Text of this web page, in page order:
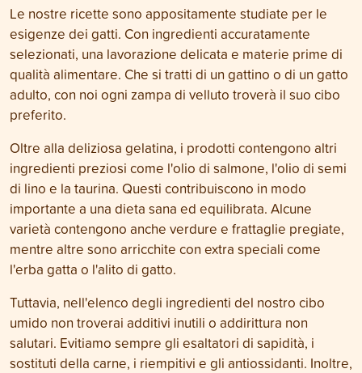
Le nostre ricette sono appositamente studiate per le
esigenze dei gatti. Con ingredienti accuratamente
selezionati, una lavorazione delicata e materie prime di
qualità alimentare. Che si tratti di un gattino o di un gatto
adulto, con noi ogni zampa di velluto troverà il suo cibo
preferito.
Oltre alla deliziosa gelatina, i prodotti contengono altri
ingredienti preziosi come l'olio di salmone, l'olio di semi
di lino e la taurina. Questi contribuiscono in modo
importante a una dieta sana ed equilibrata. Alcune
varietà contengono anche verdure e frattaglie pregiate,
mentre altre sono arricchite con extra speciali come
l'erba gatta o l'alito di gatto.
Tuttavia, nell'elenco degli ingredienti del nostro cibo
umido non troverai additivi inutili o addirittura non
salutari. Evitiamo sempre gli esaltatori di sapidità, i
sostituti della carne, i riempitivi e gli antiossidanti. Inoltre,